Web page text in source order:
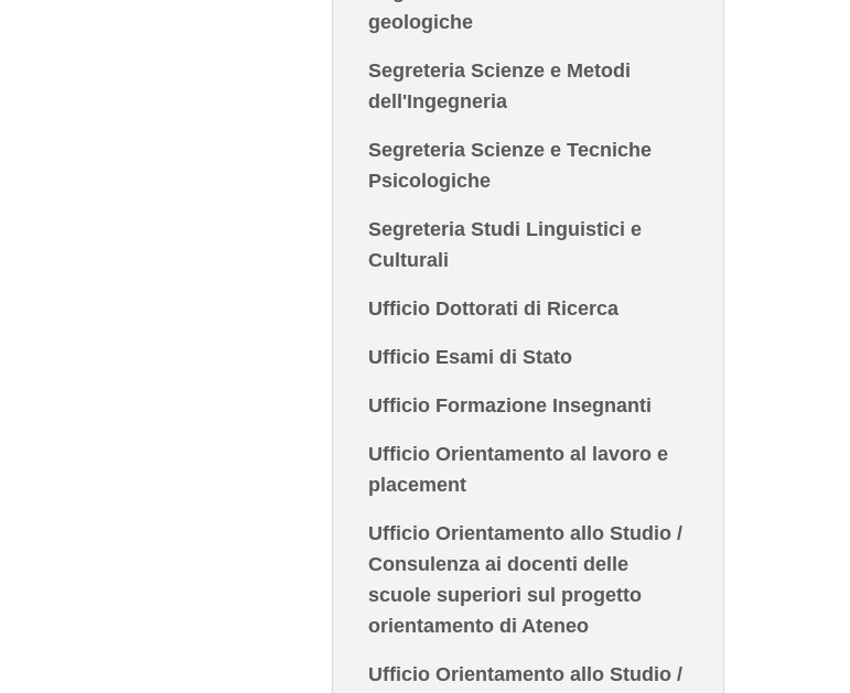
geologiche
Segreteria Scienze e Metodi
dell'Ingegneria
Segreteria Scienze e Tecniche
Psicologiche
Segreteria Studi Linguistici e
Culturali
Ufficio Dottorati di Ricerca
Ufficio Esami di Stato
Ufficio Formazione Insegnanti
Ufficio Orientamento al lavoro e
placement
Ufficio Orientamento allo Studio /
Consulenza ai docenti delle
scuole superiori sul progetto
orientamento di Ateneo
Ufficio Orientamento allo Studio /